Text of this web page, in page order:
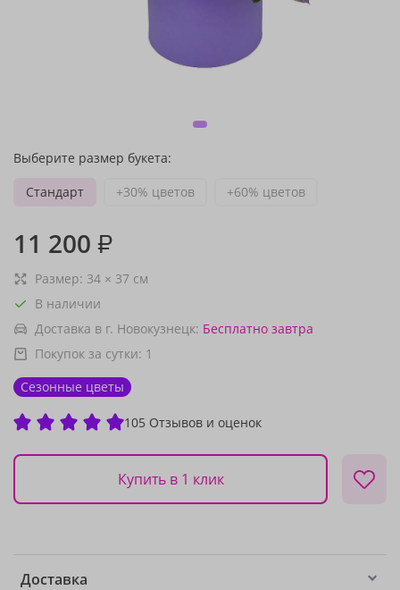
Выберите размер букета:
Стандарт
+30% цветов +60% цветов
11 200 ₽
Размер: 34 × 37 см
В наличии
Доставка в г. Новокузнецк: Бесплатно завтра
Покупок за сутки: 1
Сезонные цветы
105 Отзывов и оценок
Купить в 1 клик
Доставка